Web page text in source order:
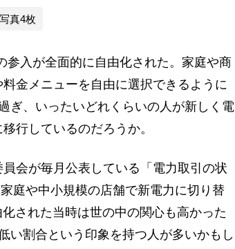
写真4枚
入が全面的に自由化された。家庭や商
金メニューを自由に選択できるように
ぎ、いったいどれくらいの人が新しく電
行しているのだろうか。
会が毎月公表している「電力取引の状
庭や中小規模の店舗で新電力に切り替
された当時は世の中の関心も高かった
い割合という印象を持つ人が多いかもし